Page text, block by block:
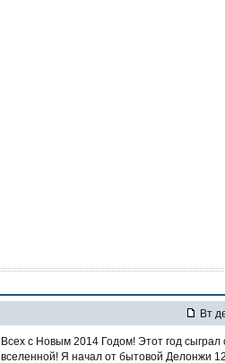
Вт
Всех с Новым 2014 Годом! Этот год
вселенной! Я начал от бытовой Делонжи